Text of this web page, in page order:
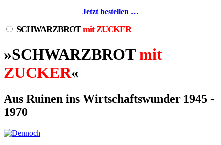
Jetzt bestellen …
SCHWARZBROTmit ZUCKER
»SCHWARZBROTmit
ZUCKER«
Aus Ruinen ins Wirtschaftswunder 1945 -
1970